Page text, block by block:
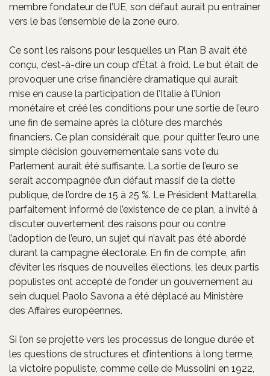
membre fondateur de l’UE, son défaut aurait pu entraîner
vers le bas l’ensemble de la zone euro.
Ce sont les raisons pour lesquelles un Plan B avait été
conçu, c’est-à-dire un coup d’État à froid. Le but était de
provoquer une crise financière dramatique qui aurait
mise en cause la participation de l’Italie à l’Union
monétaire et créé les conditions pour une sortie de l’euro
une fin de semaine après la clôture des marchés
financiers. Ce plan considérait que, pour quitter l’euro une
simple décision gouvernementale sans vote du
Parlement aurait été suffisante. La sortie de l’euro se
serait accompagnée d’un défaut massif de la dette
publique, de l’ordre de 15 à 25 %. Le Président Mattarella,
parfaitement informé de l’existence de ce plan, a invité à
discuter ouvertement des raisons pour ou contre
l’adoption de l’euro, un sujet qui n’avait pas été abordé
durant la campagne électorale. En fin de compte, afin
d’éviter les risques de nouvelles élections, les deux partis
populistes ont accepté de fonder un gouvernement au
sein duquel Paolo Savona a été déplacé au Ministère
des Affaires européennes.
Si l’on se projette vers les processus de longue durée et
les questions de structures et d’intentions à long terme,
la victoire populiste, comme celle de Mussolini en 1922,